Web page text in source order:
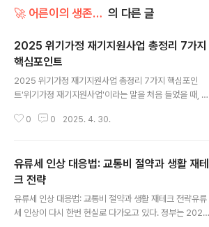
🚀 어른이의 생존일기 (성인 생활 꿀팁) 의 다른 글
2025 위기가정 재기지원사업 총정리 7가지
핵심포인트
2025 위기가정 재기지원사업 총정리 7가지 핵심포인
트'위기가정 재기지원사업'이라는 말을 처음 들었을 때, 저
만 몇 년 전 저희 가족이 갑작스러운 위기를 맞이했을 때,
안정한 상황에서 한순간의 사고나 실직, 질병으로 인해 위
기를 맞는 가정이 점점 늘어나고 있어요. 그래서 오늘은 2
025년 기준으로 위기가정 재기지원사업에 대해 자세하게
알려드릴게요.1. 위기가정 재기지원사업이란?이 사업은 갑
작스러운 위기 상황으로 인해 생계유지가 어려워진 가정이
0 0 2025. 4. 30.
유류세 인상 대응법: 교통비 절약과 생활 재테
크 전략
유류세 인상 대응법: 교통비 절약과 생활 재테크 전략유류
세 인상이 다시 한번 현실로 다가오고 있다. 정부는 2025